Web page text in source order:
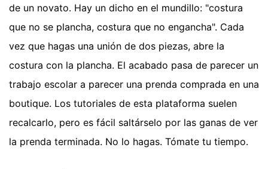
de un novato. Hay un dicho en el mundillo: "costura
que no se plancha, costura que no engancha". Cada
vez que hagas una unión de dos piezas, abre la
costura con la plancha. El acabado pasa de parecer un
trabajo escolar a parecer una prenda comprada en una
boutique. Los tutoriales de esta plataforma suelen
recalcarlo, pero es fácil saltárselo por las ganas de ver
la prenda terminada. No lo hagas. Tómate tu tiempo.